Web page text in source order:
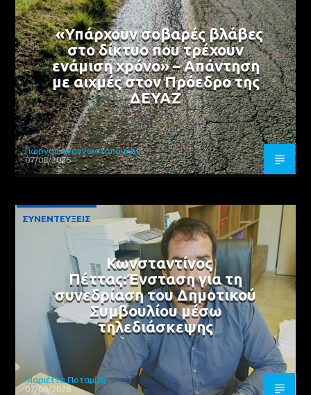
«Υπάρχουν σοβαρές βλάβες
στο δίκτυο που τρέχουν
ενάμιση χρόνο» – Απάντηση
με αιχμές στον Πρόεδρο της
ΔΕΥΑΖ
Γιώργος Αναγνωστόπουλος
07/08/2026
ΣΥΝΕΝΤΕΥΞΕΙΣ
Κωνσταντίνος
Πέττας:Ένσταση για τη
συνεδρίαση του Δημοτικού
Συμβουλίου μέσω
τηλεδιάσκεψης
Μαριέττα Ποταμίτη
07/08/2026